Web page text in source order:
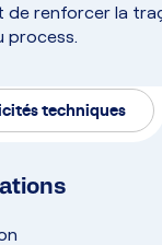
renforcer la
process.
techniques